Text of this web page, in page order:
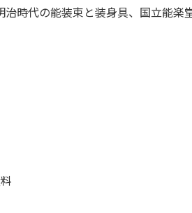
時代の能装束と装身具、国立能